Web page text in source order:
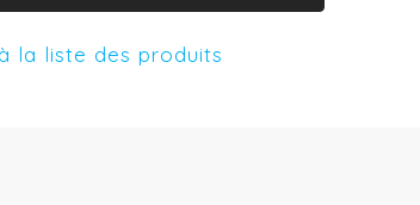
la liste des produits